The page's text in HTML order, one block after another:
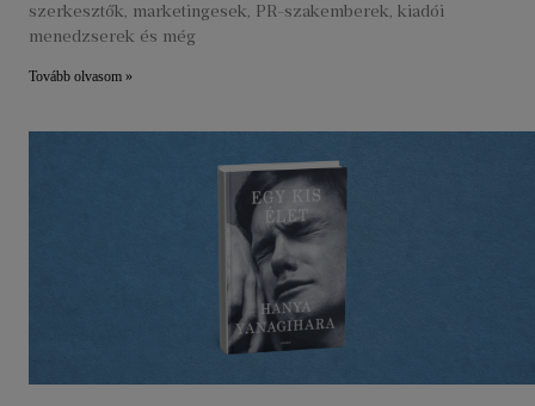
szerkesztők, marketingesek, PR-szakemberek, kiadói
menedzserek és még
Tovább olvasom »